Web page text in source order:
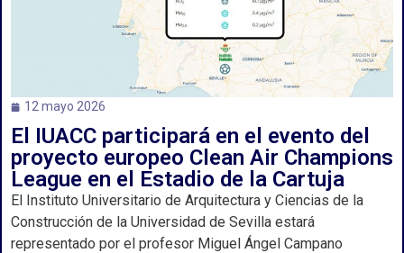
12 mayo 2026
El IUACC participará en el evento del
proyecto europeo Clean Air Champions
League en el Estadio de la Cartuja
El Instituto Universitario de Arquitectura y Ciencias de la
Construcción de la Universidad de Sevilla estará
representado por el profesor Miguel Ángel Campano